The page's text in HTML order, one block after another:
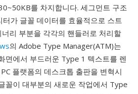
를 차지합니다. 세그먼트 구조
가 글꼴 데이터를 효율적으로 스트
리 부분을 각각의 핸들러로 처리할
의 Adobe Type Manager(ATM)는
면에서 부드러운 Type 1 텍스트를 렌
플랫폼의 데스크톱 출판을 변혁시
꼴이 대부분의 새로운 작업에서 Type